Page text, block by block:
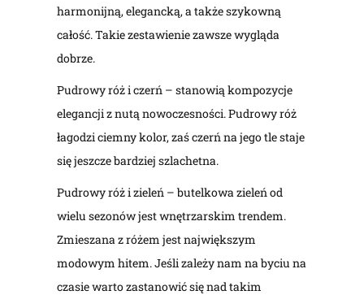
harmonijną, elegancką, a także szykowną
całość. Takie zestawienie zawsze wygląda
dobrze.
Pudrowy róż i czerń – stanowią kompozycje
elegancji z nutą nowoczesności. Pudrowy róż
łagodzi ciemny kolor, zaś czerń na jego tle staje
się jeszcze bardziej szlachetna.
Pudrowy róż i zieleń – butelkowa zieleń od
wielu sezonów jest wnętrzarskim trendem.
Zmieszana z różem jest największym
modowym hitem. Jeśli zależy nam na byciu na
czasie warto zastanowić się nad takim